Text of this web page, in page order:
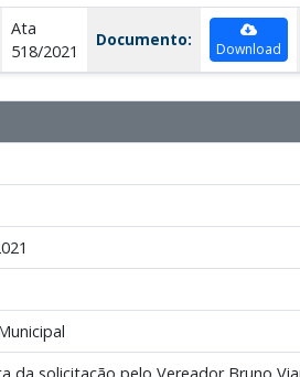
Ata
518/2021
Documento: Download